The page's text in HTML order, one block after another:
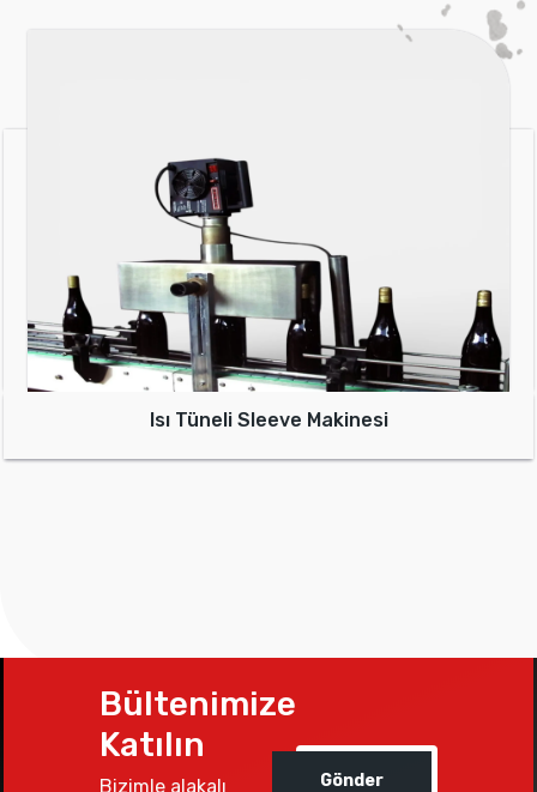
Isı Tüneli Sleeve Makinesi
Bültenimize
Katılın
Bizimle alakalı
Gönder